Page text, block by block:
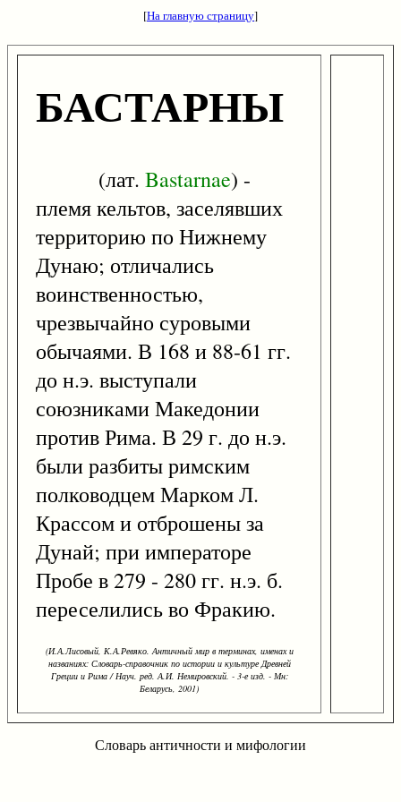
[На главную страницу]
БАСТАРНЫ
(лат. Bastarnae) -
племя кельтов, заселявших
территорию по Нижнему
Дунаю; отличались
воинственностью,
чрезвычайно суровыми
обычаями. В 168 и 88-61 гг.
до н.э. выступали
союзниками Македонии
против Рима. В 29 г. до н.э.
были разбиты римским
полководцем Марком Л.
Крассом и отброшены за
Дунай; при императоре
Пробе в 279 - 280 гг. н.э. б.
переселились во Фракию.
(И.А.Лисовый, К.А.Ревяко. Античный мир в терминах, именах и
названиях: Словарь-справочник по истории и культуре Древней
Греции и Рима / Науч. ред. А.И. Немировский. - 3-е изд. - Мн:
Беларусь, 2001)
Словарь античности и мифологии